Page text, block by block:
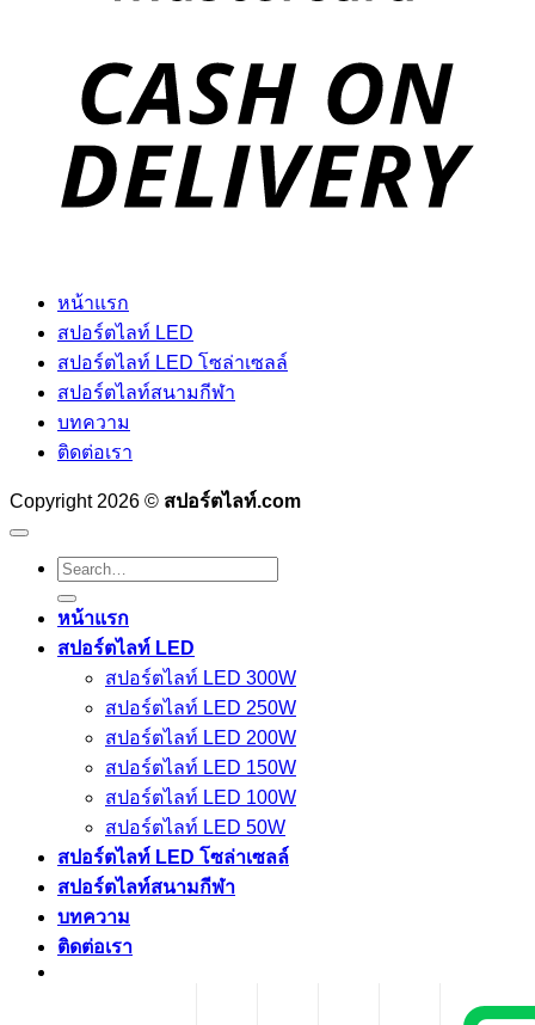
หน้าแรก
สปอร์ตไลท์ LED
สปอร์ตไลท์ LED โซล่าเซลล์
สปอร์ตไลท์สนามกีฬา
บทความ
ติดต่อเรา
Copyright 2026 © สปอร์ตไลท์.com
Search
for:
หน้าแรก
สปอร์ตไลท์ LED
สปอร์ตไลท์ LED 300W
สปอร์ตไลท์ LED 250W
สปอร์ตไลท์ LED 200W
สปอร์ตไลท์ LED 150W
สปอร์ตไลท์ LED 100W
สปอร์ตไลท์ LED 50W
สปอร์ตไลท์ LED โซล่าเซลล์
สปอร์ตไลท์สนามกีฬา
บทความ
ติดต่อเรา